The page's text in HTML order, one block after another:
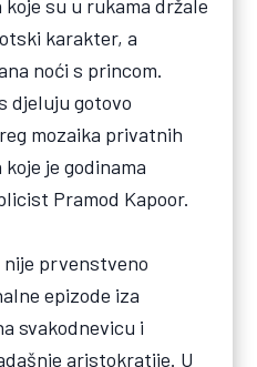
su u rukama držale
karakter, a
noći s princom.
djeluju gotovo
mozaika privatnih
je godinama
Pramod Kapoor.
prvenstveno
epizode iza
svakodnevicu i
aristokratije. U